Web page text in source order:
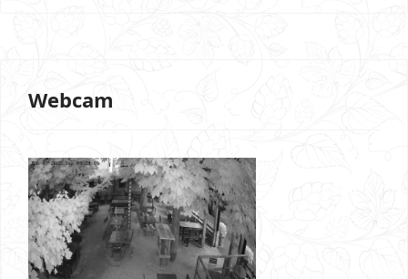
Webcam